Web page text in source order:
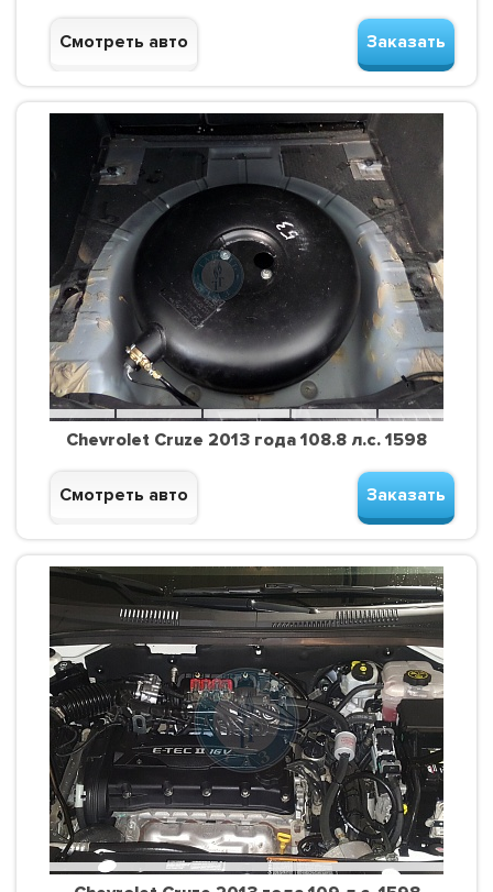
Смотреть авто Заказать
Chevrolet Cruze 2013 года 108.8 л.с. 1598
Смотреть авто Заказать